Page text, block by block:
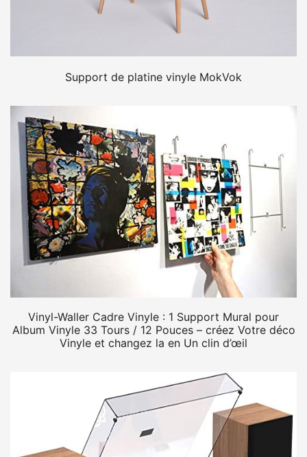
Support de platine vinyle MokVok
Vinyl-Waller Cadre Vinyle : 1 Support Mural pour
Album Vinyle 33 Tours / 12 Pouces – créez Votre déco
Vinyle et changez la en Un clin d’œil